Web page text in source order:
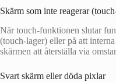
Skärm som inte reagerar
När touch-funktionen slutar
(touch-lager) eller på att
skärmen att återställa via
Svart skärm eller döda pixlar